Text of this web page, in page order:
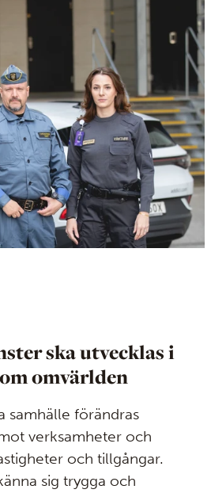
ska utvecklas i
omvärlden
samhälle förändras
verksamheter och
och tillgångar.
sig trygga och